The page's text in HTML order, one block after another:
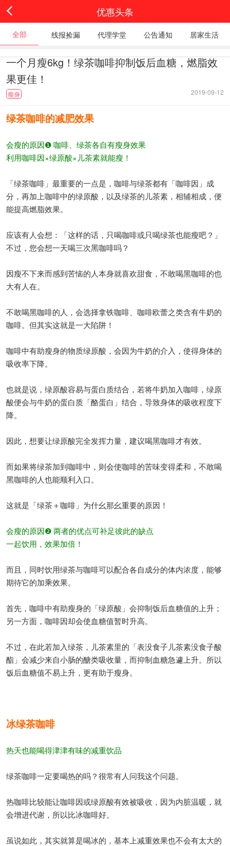
优惠头条
全部 线报捡漏 代理学堂 公告通知 居家生活
一个月瘦6kg！绿茶咖啡抑制饭后血糖，燃脂效
果更佳！
瘦身 2019-09-12
绿茶咖啡的减肥效果
会瘦的原因❶ 咖啡、绿茶各自有瘦身效果
利用咖啡因×绿原酸×儿茶素就能瘦！
「绿茶咖啡」最重要的一点是，咖啡与绿茶都有「咖啡因」成
分，再加上咖啡中的绿原酸，以及绿茶的儿茶素，相辅相成，便
能提高燃脂效果。
应该有人会想：「这样的话，只喝咖啡或只喝绿茶也能瘦吧？」
不过，您会想一天喝三次黑咖啡吗？
因瘦不下来而感到苦恼的人本身就喜欢甜食，不敢喝黑咖啡的也
大有人在。
不敢喝黑咖啡的人，会选择拿铁咖啡、咖啡欧蕾之类含有牛奶的
咖啡。但其实这就是一大陷阱！
咖啡中有助瘦身的物质绿原酸，会因为牛奶的介入，使得身体的
吸收率下降。
也就是说，绿原酸容易与蛋白质结合，若将牛奶加入咖啡，绿原
酸便会与牛奶的蛋白质「酪蛋白」结合，导致身体的吸收程度下
降。
因此，想要让绿原酸完全发挥力量，建议喝黑咖啡才有效。
而如果将绿茶加到咖啡中，则会使咖啡的苦味变得柔和，不敢喝
黑咖啡的人也能顺利入口。
这就是「绿茶＋咖啡」为什幺那幺重要的原因！
会瘦的原因❷ 两者的优点可补足彼此的缺点
一起饮用，效果加倍！
而且，同时饮用绿茶与咖啡可以配合各自成分的体内浓度，能够
期待它的加乘效果。
首先，咖啡中有助瘦身的「绿原酸」会抑制饭后血糖值的上升；
另一方面，咖啡因却会使血糖值暂时升高。
不过，在此若加入绿茶，儿茶素里的「表没食子儿茶素没食子酸
酯」会减少来自小肠的醣类吸收量，而抑制血糖急遽上升。所以
饭后血糖值不易上升，更有助于瘦身。
冰绿茶咖啡
热天也能喝得津津有味的减重饮品
绿茶咖啡一定要喝热的吗？很常有人问我这个问题。
热咖啡比较能让咖啡因或绿原酸有效被吸收，因为内脏温暖，就
会增进代谢，所以比冰咖啡好。
虽说如此，其实就算是喝冰的，基本上减重效果也不会有太大的